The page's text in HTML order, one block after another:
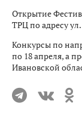
Открытие
ТРЦ по адресу
Конкурсы по
по 18 апреля, а
Ивановской